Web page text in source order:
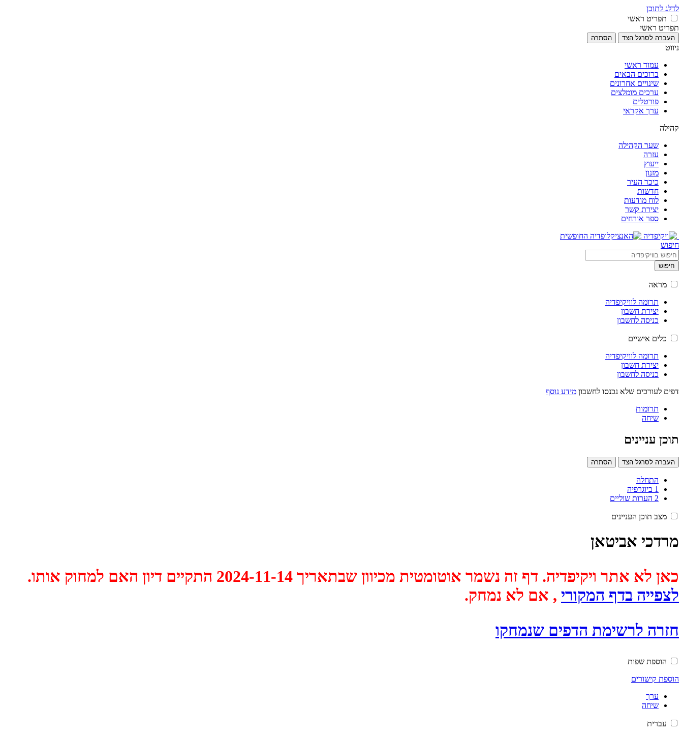
לדלג לתוכן
תפריט ראשי
תפריט ראשי
העברה לסרגל הצד הסתרה
ניווט
עמוד ראשי
ברוכים הבאים
שינויים אחרונים
ערכים מומלצים
פורטלים
ערך אקראי
קהילה
שער הקהילה
עזרה
ייעוץ
מזנון
כיכר העיר
חדשות
לוח מודעות
יצירת קשר
ספר אורחים
חיפוש
חיפוש
מראה
תרומה לוויקיפדיה
יצירת חשבון
כניסה לחשבון
כלים אישיים
תרומה לוויקיפדיה
יצירת חשבון
כניסה לחשבון
דפים לעורכים שלא נכנסו לחשבון מידע נוסף
תרומות
שיחה
תוכן עניינים
העברה לסרגל הצד הסתרה
התחלה
1 ביוגרפיה
2 הערות שוליים
מצב תוכן העניינים
מרדכי אביטאן
כאן לא אתר ויקיפדיה. דף זה נשמר אוטומטית מכיוון שבתאריך 2024-11-14 התקיים דיון האם למחוק אותו.
לצפייה בדף המקורי , אם לא נמחק.
חזרה לרשימת הדפים שנמחקו
הוספת שפות
הוספת קישורים
ערך
שיחה
עברית